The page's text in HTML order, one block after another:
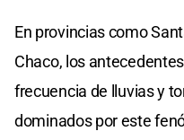
En provincias como
Chaco, los
frecuencia de lluvias y
dominados por este